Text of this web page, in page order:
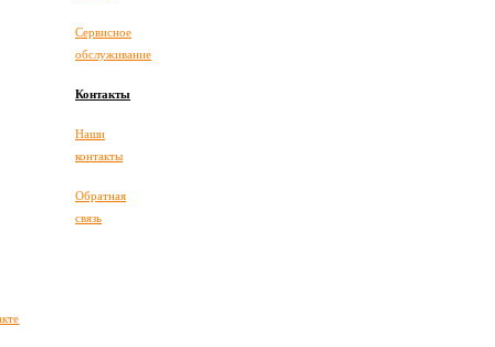
Сервисное
обслуживание
Контакты
Наши
контакты
Обратная
связь